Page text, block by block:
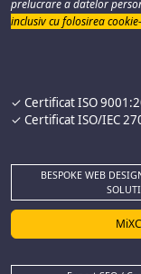
prelucrare a datelor
inclusiv cu folosirea
✓ Certificat ISO
✓ Certificat ISO/IEC
BESPOKE WEB